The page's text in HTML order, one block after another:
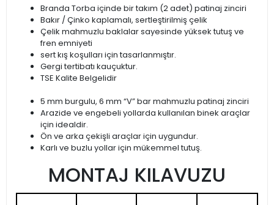
Branda Torba içinde bir takım (2 adet) patinaj zinciri
Bakır / Çinko kaplamalı, sertleştirilmiş çelik
Çelik mahmuzlu baklalar sayesinde yüksek tutuş ve
fren emniyeti
sert kış koşulları için tasarlanmıştır.
Gergi tertibatı kauçuktur.
TSE Kalite Belgelidir
5 mm burgulu, 6 mm “V” bar mahmuzlu patinaj zinciri
Arazide ve engebeli yollarda kullanılan binek araçlar
için idealdir.
Ön ve arka çekişli araçlar için uygundur.
Karlı ve buzlu yollar için mükemmel tutuş.
MONTAJ KILAVUZU